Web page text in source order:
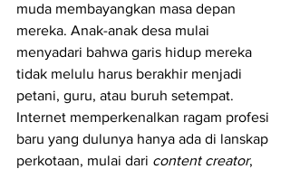
muda membayangkan masa depan
mereka. Anak-anak desa mulai
menyadari bahwa garis hidup mereka
tidak melulu harus berakhir menjadi
petani, guru, atau buruh setempat.
Internet memperkenalkan ragam profesi
baru yang dulunya hanya ada di lanskap
perkotaan, mulai dari content creator,